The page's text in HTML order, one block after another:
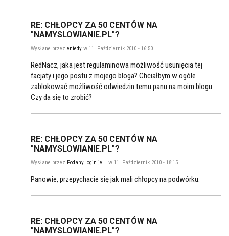
RE: CHŁOPCY ZA 50 CENTÓW NA
"NAMYSLOWIANIE.PL"?
Wysłane przez entedy w 11. Październik 2010 - 16:50
RedNacz, jaka jest regulaminowa możliwość usunięcia tej
facjaty i jego postu z mojego bloga? Chciałbym w ogóle
zablokować możliwość odwiedzin temu panu na moim blogu.
Czy da się to zrobić?
RE: CHŁOPCY ZA 50 CENTÓW NA
"NAMYSLOWIANIE.PL"?
Wysłane przez Podany login je... w 11. Październik 2010 - 18:15
Panowie, przepychacie się jak mali chłopcy na podwórku.
RE: CHŁOPCY ZA 50 CENTÓW NA
"NAMYSLOWIANIE.PL"?